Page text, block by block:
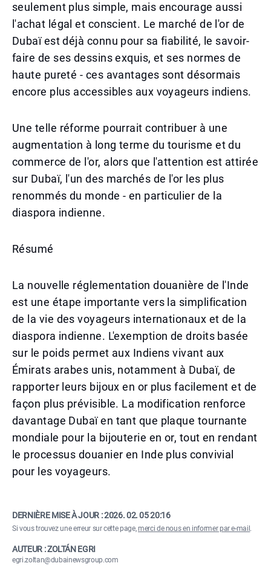
seulement plus simple, mais encourage aussi
l'achat légal et conscient. Le marché de l'or de
Dubaï est déjà connu pour sa fiabilité, le savoir-
faire de ses dessins exquis, et ses normes de
haute pureté - ces avantages sont désormais
encore plus accessibles aux voyageurs indiens.
Une telle réforme pourrait contribuer à une
augmentation à long terme du tourisme et du
commerce de l'or, alors que l'attention est attirée
sur Dubaï, l'un des marchés de l'or les plus
renommés du monde - en particulier de la
diaspora indienne.
Résumé
La nouvelle réglementation douanière de l'Inde
est une étape importante vers la simplification
de la vie des voyageurs internationaux et de la
diaspora indienne. L'exemption de droits basée
sur le poids permet aux Indiens vivant aux
Émirats arabes unis, notamment à Dubaï, de
rapporter leurs bijoux en or plus facilement et de
façon plus prévisible. La modification renforce
davantage Dubaï en tant que plaque tournante
mondiale pour la bijouterie en or, tout en rendant
le processus douanier en Inde plus convivial
pour les voyageurs.
DERNIÈRE MISE À JOUR :2026. 02. 05 20:16
Si vous trouvez une erreur sur cette page,merci de nous en informer par e-mail .
AUTEUR : ZOLTÁN EGRI
egri.zoltan@dubainewsgroup.com